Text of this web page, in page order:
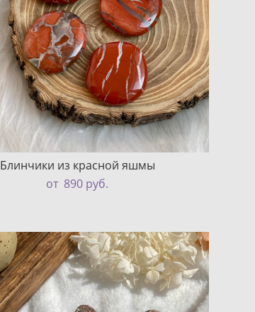
Блинчики из красной яшмы
от 890 pуб.